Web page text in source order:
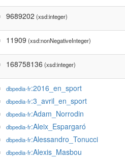
9689202 (xsd:integer)
11909 (xsd:nonNegativeInteger)
168758136 (xsd:integer)
dbpedia-fr:2016_en_sport
dbpedia-fr:3_avril_en_sport
dbpedia-fr:Adam_Norrodin
dbpedia-fr:Aleix_Espargaró
dbpedia-fr:Alessandro_Tonucci
dbpedia-fr:Alexis_Masbou